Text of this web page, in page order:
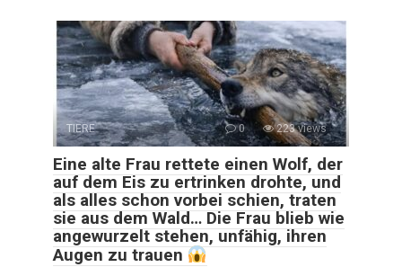
TIERE 0 223 views
Eine alte Frau rettete einen Wolf, der
auf dem Eis zu ertrinken drohte, und
als alles schon vorbei schien, traten
sie aus dem Wald… Die Frau blieb wie
angewurzelt stehen, unfähig, ihren
Augen zu trauen